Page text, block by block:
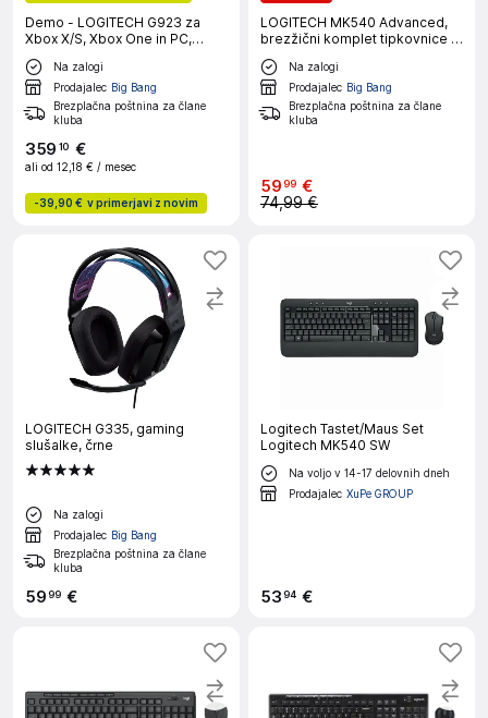
Demo - LOGITECH G923 za
Xbox X/S, Xbox One in PC,
gaming volan
Na zalogi
Prodajalec Big Bang
Brezplačna poštnina za člane
kluba
359 10 €
ali od 12,18 € / mesec
-39,90 € v primerjavi z novim
LOGITECH MK540 Advanced,
brezžični komplet tipkovnice in
miške
Na zalogi
Prodajalec Big Bang
Brezplačna poštnina za člane
kluba
5999 €
74,99 €
LOGITECH G335, gaming
slušalke, črne
Na zalogi
Prodajalec Big Bang
Brezplačna poštnina za člane
kluba
5999 €
Logitech Tastet/Maus Set
Logitech MK540 SW
Na voljo v 14-17 delovnih dneh
Prodajalec XuPe GROUP
5394 €